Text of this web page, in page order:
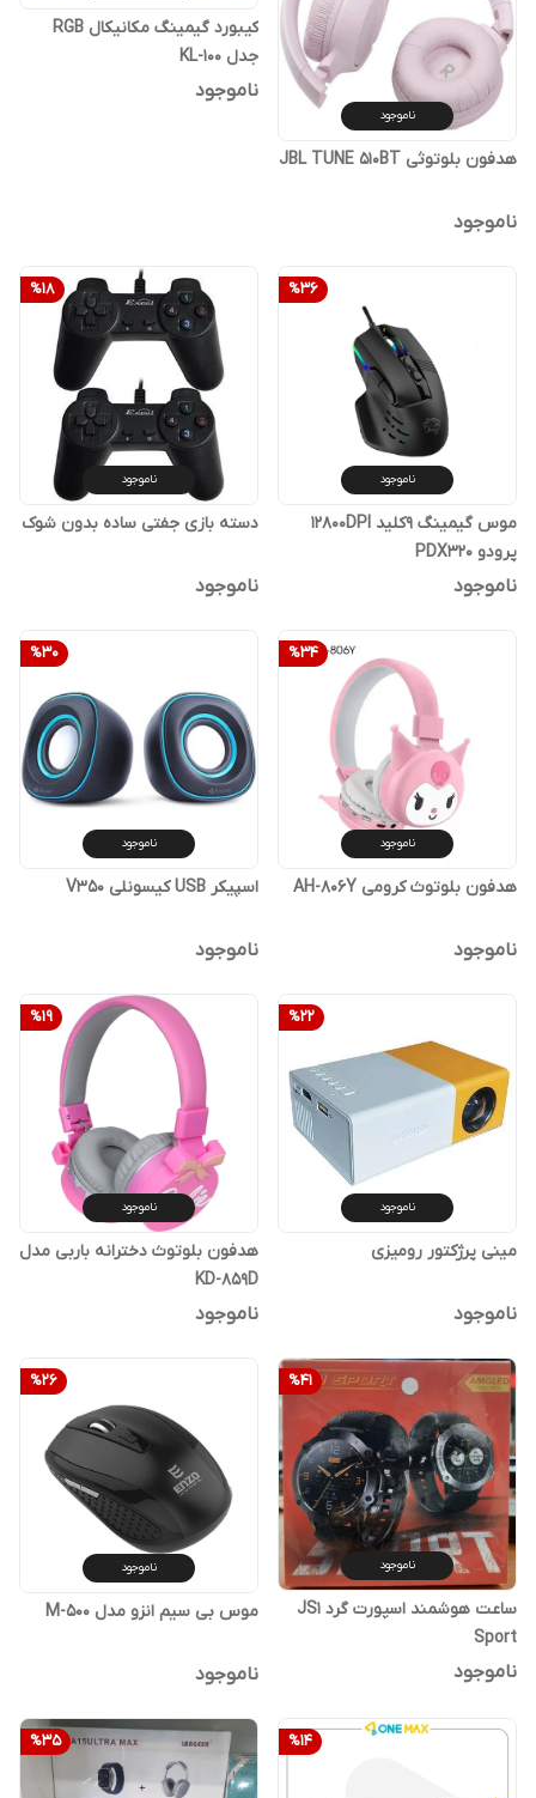
ناموجود
هدفون بلوتوثی JBL TUNE 510BT
ناموجود
کیبورد گیمینگ مکانیکال RGB
جدل KL-100
ناموجود
%36
ناموجود
موس گیمینگ 9کلید 12800DPI
پرودو PDX320
ناموجود
%18
ناموجود
دسته بازی جفتی ساده بدون شوک
ناموجود
%34
ناموجود
هدفون بلوتوث کرومی AH-806Y
ناموجود
%30
ناموجود
اسپیکر USB کیسونلی V350
ناموجود
%22
ناموجود
مینی پرژکتور رومیزی
ناموجود
%19
ناموجود
هدفون بلوتوث دخترانه باربی مدل
KD-859D
ناموجود
%41
ناموجود
ساعت هوشمند اسپورت گرد JS1
Sport
ناموجود
%26
ناموجود
موس بی سیم انزو مدل M-500
ناموجود
%14
%35